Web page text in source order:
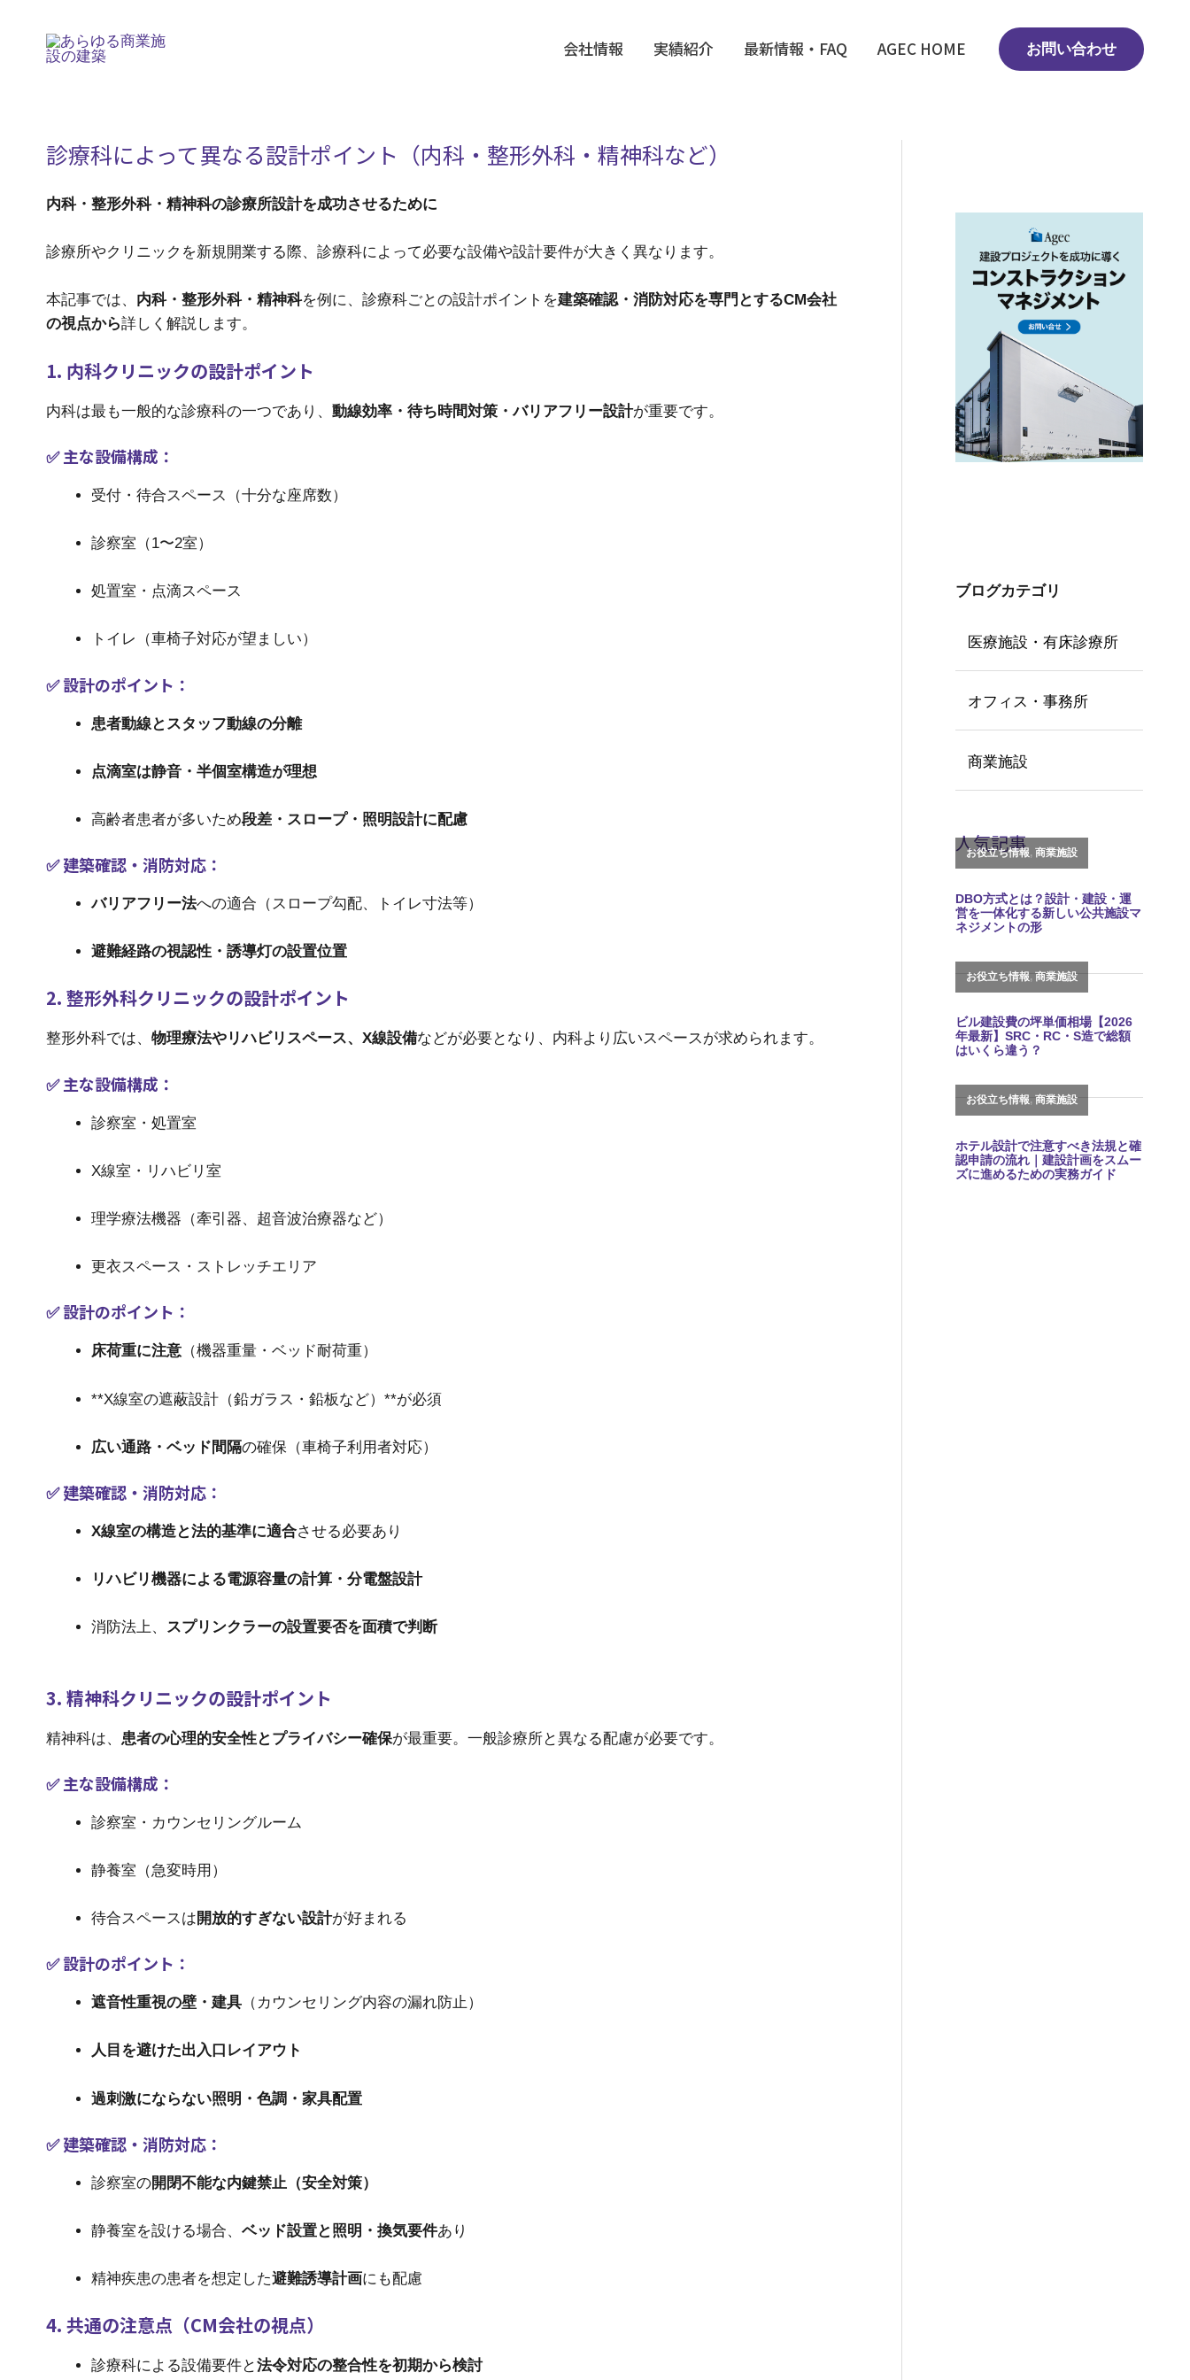
会社情報 実績紹介 最新情報・FAQ AGEC HOME お問い合わせ
診療科によって異なる設計ポイント（内科・整形外科・精神科など）
内科・整形外科・精神科の診療所設計を成功させるために
診療所やクリニックを新規開業する際、診療科によって必要な設備や設計要件が大きく異なります。
本記事では、 内科・整形外科・精神科を例に、診療科ごとの設計ポイントを建築確認・消防対応を専門とするCM会社
の視点から詳しく解説します。
1. 内科クリニックの設計ポイント
内科は最も一般的な診療科の一つであり、 動線効率・待ち時間対策・バリアフリー設計が重要です。
✅ 主な設備構成：
受付・待合スペース（十分な座席数）
診察室（1〜2室）
処置室・点滴スペース
トイレ（車椅子対応が望ましい）
✅ 設計のポイント：
患者動線とスタッフ動線の分離
点滴室は静音・半個室構造が理想
高齢者患者が多いため段差・スロープ・照明設計に配慮
✅ 建築確認・消防対応：
バリアフリー法への適合（スロープ勾配、トイレ寸法等）
避難経路の視認性・誘導灯の設置位置
2. 整形外科クリニックの設計ポイント
整形外科では、 物理療法やリハビリスペース、X線設備などが必要となり、内科より広いスペースが求められます。
✅ 主な設備構成：
診察室・処置室
X線室・リハビリ室
理学療法機器（牽引器、超音波治療器など）
更衣スペース・ストレッチエリア
✅ 設計のポイント：
床荷重に注意 （機器重量・ベッド耐荷重）
**X線室の遮蔽設計（鉛ガラス・鉛板など）**が必須
広い通路・ベッド間隔の確保（車椅子利用者対応）
✅ 建築確認・消防対応：
X線室の構造と法的基準に適合させる必要あり
リハビリ機器による電源容量の計算・分電盤設計
消防法上、 スプリンクラーの設置要否を面積で判断
3. 精神科クリニックの設計ポイント
精神科は、 患者の心理的安全性とプライバシー確保が最重要。一般診療所と異なる配慮が必要です。
✅ 主な設備構成：
診察室・カウンセリングルーム
静養室（急変時用）
待合スペースは 開放的すぎない設計が好まれる
✅ 設計のポイント：
遮音性重視の壁・建具 （カウンセリング内容の漏れ防止）
人目を避けた出入口レイアウト
過刺激にならない照明・色調・家具配置
✅ 建築確認・消防対応：
診察室の開閉不能な内鍵禁止（安全対策）
静養室を設ける場合、 ベッド設置と照明・換気要件あり
精神疾患の患者を想定した避難誘導計画にも配慮
4. 共通の注意点（CM会社の視点）
診療科による設備要件と法令対応の整合性を初期から検討
navigation
ブログカテゴリ
医療施設・有床診療所
オフィス・事務所
商業施設
人気記事